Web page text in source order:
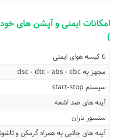
)
6 کیسه هوای ایمنی
مجهز به dsc - dtc - abs - cbc
سیستم start-stop
آینه های ضد اشعه
سنسور باران
آینه های جانبی به همراه گرمکن و